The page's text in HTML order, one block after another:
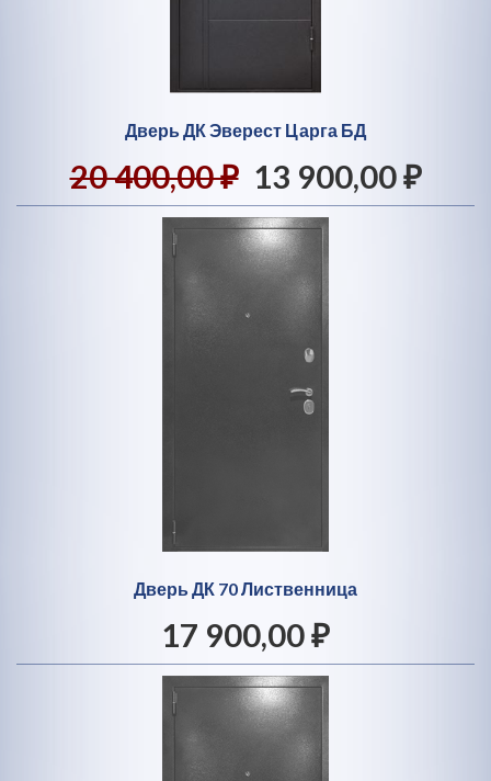
Дверь ДК Эверест Царга БД
20 400,00 ₽ 13 900,00 ₽
Дверь ДК 70 Лиственница
17 900,00 ₽